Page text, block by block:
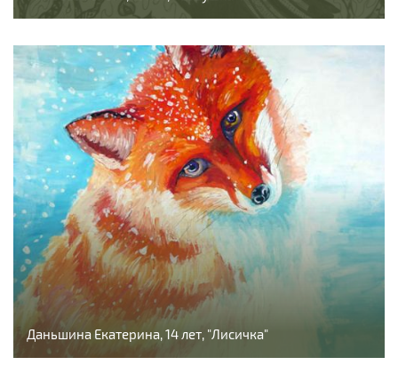
Даньшина Екатерина, 14 лет, "Лисичка"